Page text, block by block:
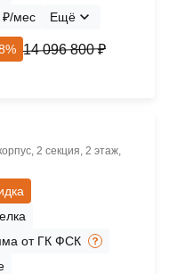
₽/мес
Ещё
14 096 800 ₽
2 секция, 2 этаж,
от ГК ФСК